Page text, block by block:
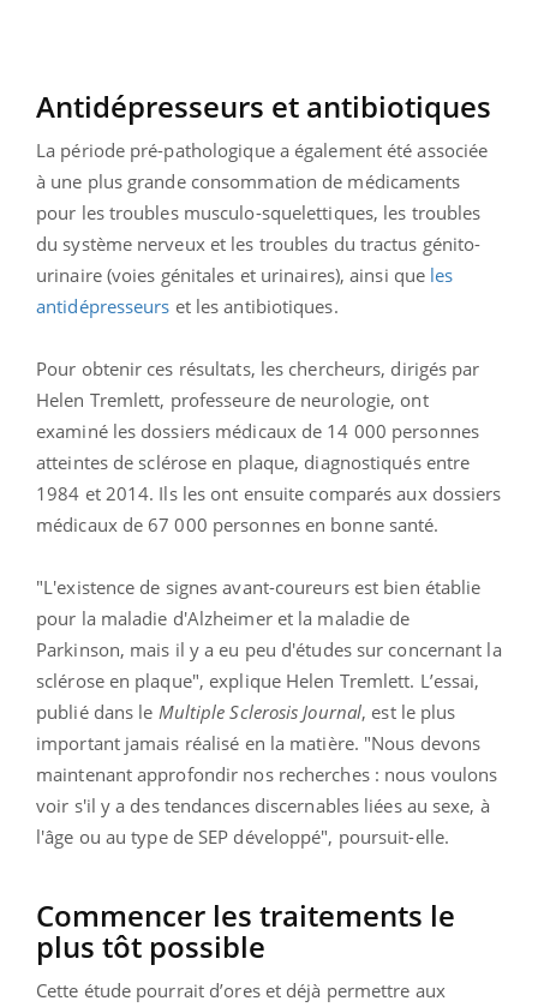
Antidépresseurs et antibiotiques
La période pré-pathologique a également été associée
à une plus grande consommation de médicaments
pour les troubles musculo-squelettiques, les troubles
du système nerveux et les troubles du tractus génito-
urinaire (voies génitales et urinaires), ainsi que les
antidépresseurs et les antibiotiques.
Pour obtenir ces résultats, les chercheurs, dirigés par
Helen Tremlett, professeure de neurologie, ont
examiné les dossiers médicaux de 14 000 personnes
atteintes de sclérose en plaque, diagnostiqués entre
1984 et 2014. Ils les ont ensuite comparés aux dossiers
médicaux de 67 000 personnes en bonne santé.
"L'existence de signes avant-coureurs est bien établie
pour la maladie d'Alzheimer et la maladie de
Parkinson, mais il y a eu peu d'études sur concernant la
sclérose en plaque", explique Helen Tremlett. L’essai,
publié dans le Multiple Sclerosis Journal, est le plus
important jamais réalisé en la matière. "Nous devons
maintenant approfondir nos recherches : nous voulons
voir s'il y a des tendances discernables liées au sexe, à
l'âge ou au type de SEP développé", poursuit-elle.
Commencer les traitements le
plus tôt possible
Cette étude pourrait d’ores et déjà permettre aux